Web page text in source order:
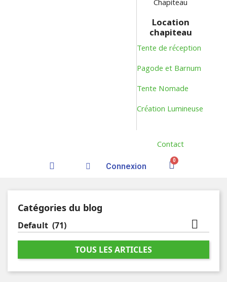
Location
chapiteau
Tente de réception
Pagode et Barnum
Tente Nomade
Création Lumineuse
Contact
Connexion
Catégories du blog
Default (71) 
TOUS LES ARTICLES